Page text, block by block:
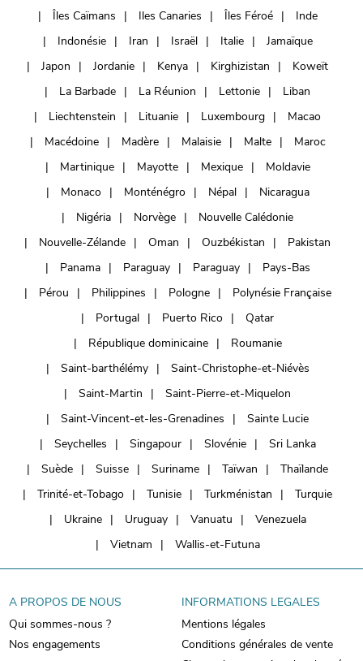
Îles Caïmans
Iles Canaries Îles Féroé
Inde
Indonésie
Iran Israël Italie
Jamaïque
Japon
Jordanie Kenya Kirghizistan
Koweït
La Barbade
La Réunion Lettonie
Liban
Liechtenstein
Lituanie Luxembourg
Macao
Macédoine
Madère Malaisie Malte
Maroc
Martinique
Mayotte Mexique
Moldavie
Monaco
Monténégro Népal
Nicaragua
Nigéria
Norvège
Nouvelle Calédonie
Nouvelle-Zélande
Oman Ouzbékistan
Pakistan
Panama
Paraguay Paraguay
Pays-Bas
Pérou
Philippines Pologne
Polynésie Française
Portugal
Puerto Rico
Qatar
République dominicaine
Roumanie
Saint-barthélémy
Saint-Christophe-et-Niévès
Saint-Martin
Saint-Pierre-et-Miquelon
Saint-Vincent-et-les-Grenadines
Sainte Lucie
Seychelles
Singapour Slovénie
Sri Lanka
Suède
Suisse Suriname Taïwan
Thaïlande
Trinité-et-Tobago
Tunisie Turkménistan
Turquie
Ukraine
Uruguay Vanuatu
Venezuela
Vietnam
Wallis-et-Futuna
A PROPOS DE NOUS
Qui sommes-nous ?
Nos engagements
INFORMATIONS LEGALES
Mentions légales
Conditions générales de vente